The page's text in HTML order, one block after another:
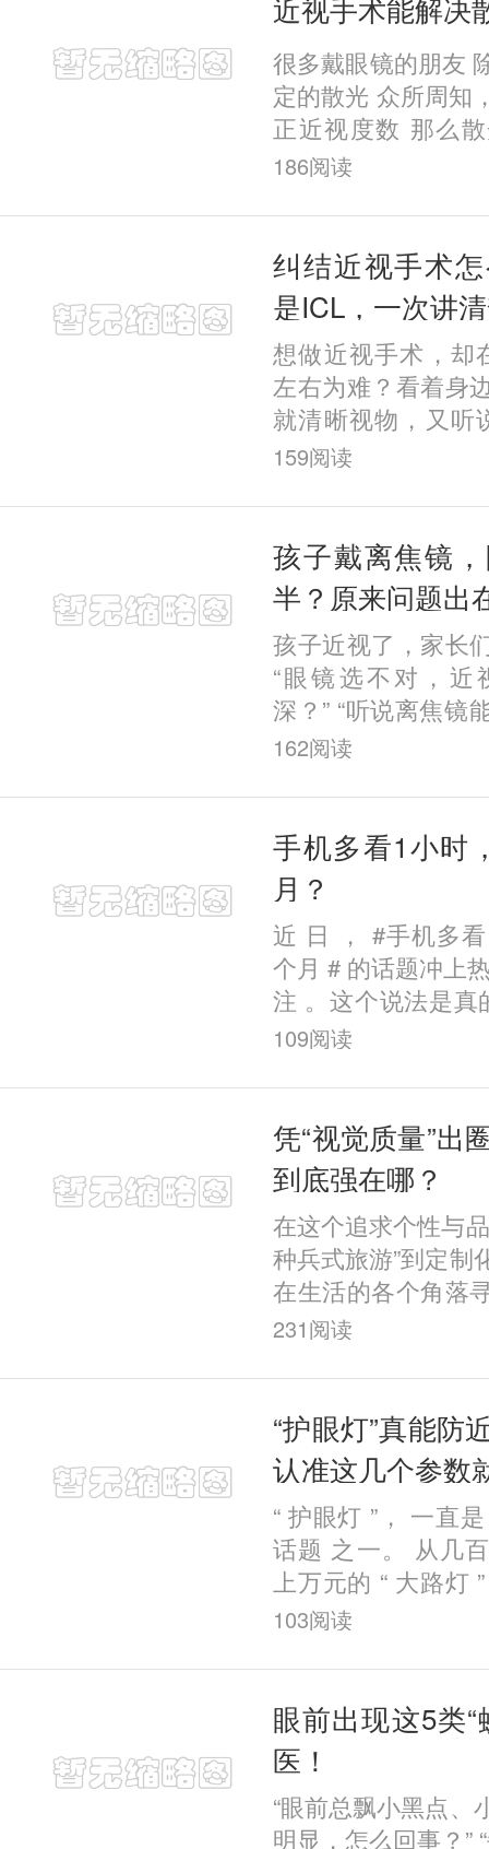
很多戴眼镜的朋友
定的散光 众所周知
正近视度数 那么
吗？ 近视和低于
手术
186阅读
纠结近视手术
是ICL，一次讲
想做近视手术，却
左右为难？看着身
就清晰视物，又听
妥，到底该怎么选
哪种
159阅读
孩子戴离焦镜
半？原来问题出
孩子近视了，家长
“眼镜选不对，近
深？” “听说离焦镜
用吗？” “为什么别
162阅读
手机多看1小时
月？
近 日 ， #手机多
个月 # 的话题冲上
注 。这个说法是真
学依据？ 今天，
开手
109阅读
凭“视觉质量”出
到底强在哪？
在这个追求个性与
种兵式旅游”到定制
在生活的各个角落
独特体验。而在屈
231阅读
“护眼灯”真能防
认准这几个参数
“ 护眼灯 ”， 一直
话题 之一。 从几
上万元的 “ 大路灯
眼花缭乱。 那么，
103阅读
眼前出现这5类
医！
“眼前总飘小黑点、
明显，怎么回事？”